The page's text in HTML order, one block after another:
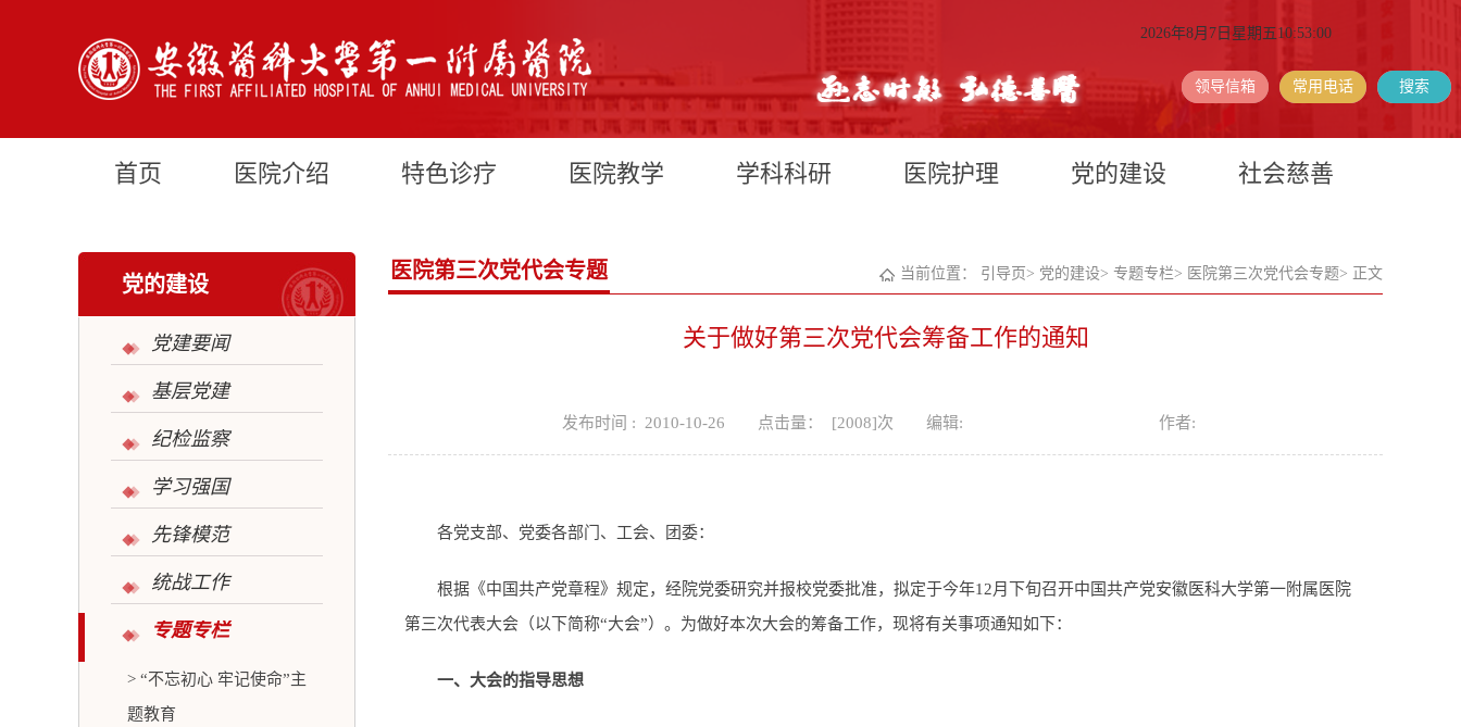
2026年8月7日星期五10:53:00
领导信箱 常用电话 搜索
首页 医院介绍 特色诊疗 医院教学 学科科研 医院护理 党的建设 社会慈善
党的建设
党建要闻
基层党建
纪检监察
学习强国
先锋模范
统战工作
专题专栏
> “不忘初心 牢记使命”主
题教育
医院第三次党代会专题 当前位置： 引导页> 党的建设> 专题专栏> 医院第三次党代会专题> 正文
关于做好第三次党代会筹备工作的通知
发布时间 : 2010-10-26 点击量： [2008]次 编辑: 作者:
各党支部、党委各部门、工会、团委：
根据《中国共产党章程》规定，经院党委研究并报校党委批准，拟定于今年12月下旬召开中国共产党安徽医科大学第一附属医院
第三次代表大会（以下简称“大会”）。为做好本次大会的筹备工作，现将有关事项通知如下：
一、大会的指导思想